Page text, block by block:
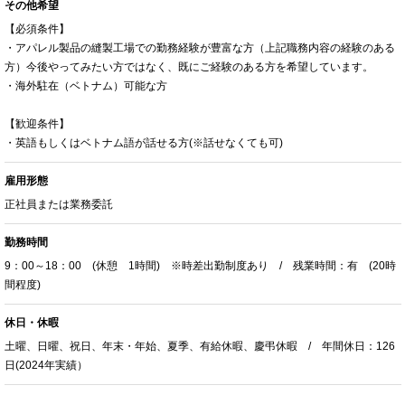
その他希望
【必須条件】
・アパレル製品の縫製工場での勤務経験が豊富な方（上記職務内容の経験のある
方）今後やってみたい方ではなく、既にご経験のある方を希望しています。
・海外駐在（ベトナム）可能な方
【歓迎条件】
・英語もしくはベトナム語が話せる方(※話せなくても可)
雇用形態
正社員または業務委託
勤務時間
9：00～18：00 (休憩 1時間) ※時差出勤制度あり / 残業時間：有 (20時
間程度)
休日・休暇
土曜、日曜、祝日、年末・年始、夏季、有給休暇、慶弔休暇 / 年間休日：126
日(2024年実績）